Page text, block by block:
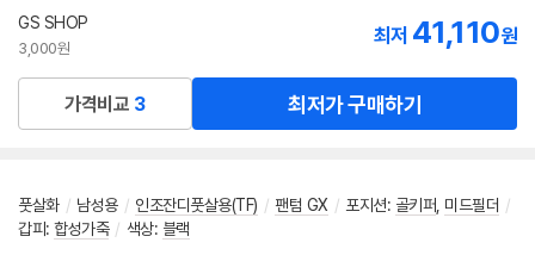
GS SHOP
3,000원
최저 41,110원
가격비교 3 최저가 구매하기
풋살화 / 남성용 / 인조잔디풋살용(TF) / 팬텀 GX / 포지션: 골키퍼 미드필더 /
갑피: 합성가죽 / 색상: 블랙